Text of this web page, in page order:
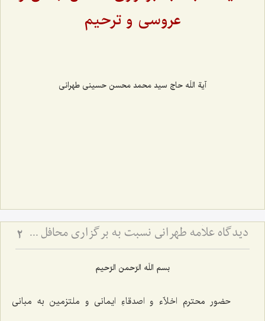
عروسی و ترحیم
آیة اللَه حاج سید محمد محسن حسینی طهرانی
دیدگاه علاّمه طهرانی نسبت به برگزاری محافل جشن و عروسی و ترحیم 2
بسم اللَه الرّحمن الرّحیم
حضور محترم اخلاّء و اصدقاءِ ایمانی و ملتزمین به مبانی